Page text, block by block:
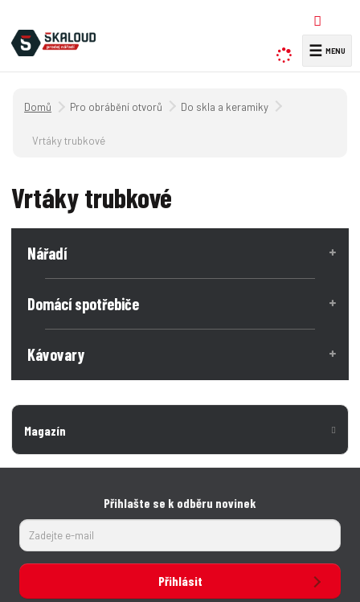
y
l
☰
Úvodní strana
Pro obrábění otvorů Do skla a keramiky
Vrtáky trubkové
Vrtáky trubkové
Nářadí
Domácí spotřebiče
Kávovary
Magazín
Přihlašte se k odběru novinek
Přihlásit